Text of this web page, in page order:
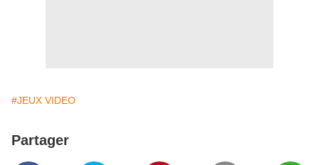
#JEUX VIDEO
Partager